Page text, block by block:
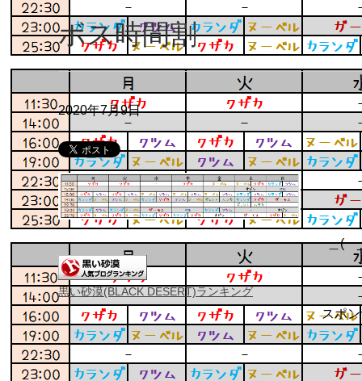
ボス時間割
2020年7月9日
＿(
黒い砂漠(BLACK DESERT)ランキング
スポ